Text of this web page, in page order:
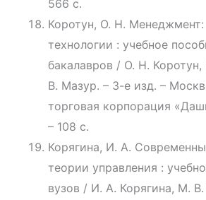
566 с.
Коротун, О. Н.
технологии : учебное
бакалавров / О. Н.
В. Мазур. – 3-е изд. –
торговая корпорация
– 108 с.
Корягина, И. А.
теории управления :
вузов / И. А. Корягина, М. В.